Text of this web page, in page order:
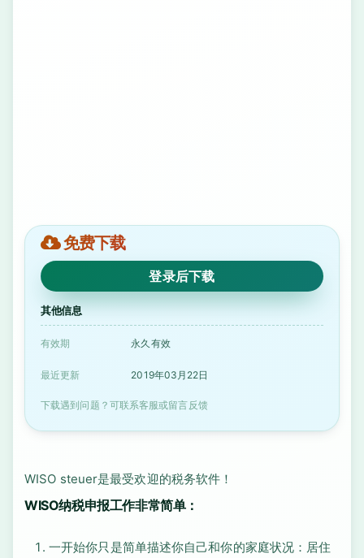
免费下载
登录后下载
其他信息
有效期 永久有效
最近更新 2019年03月22日
下载遇到问题？可联系客服或留言反馈
WISO steuer是最受欢迎的税务软件！
WISO纳税申报工作非常简单：
一开始你只是简单描述你自己和你的家庭状况：居住